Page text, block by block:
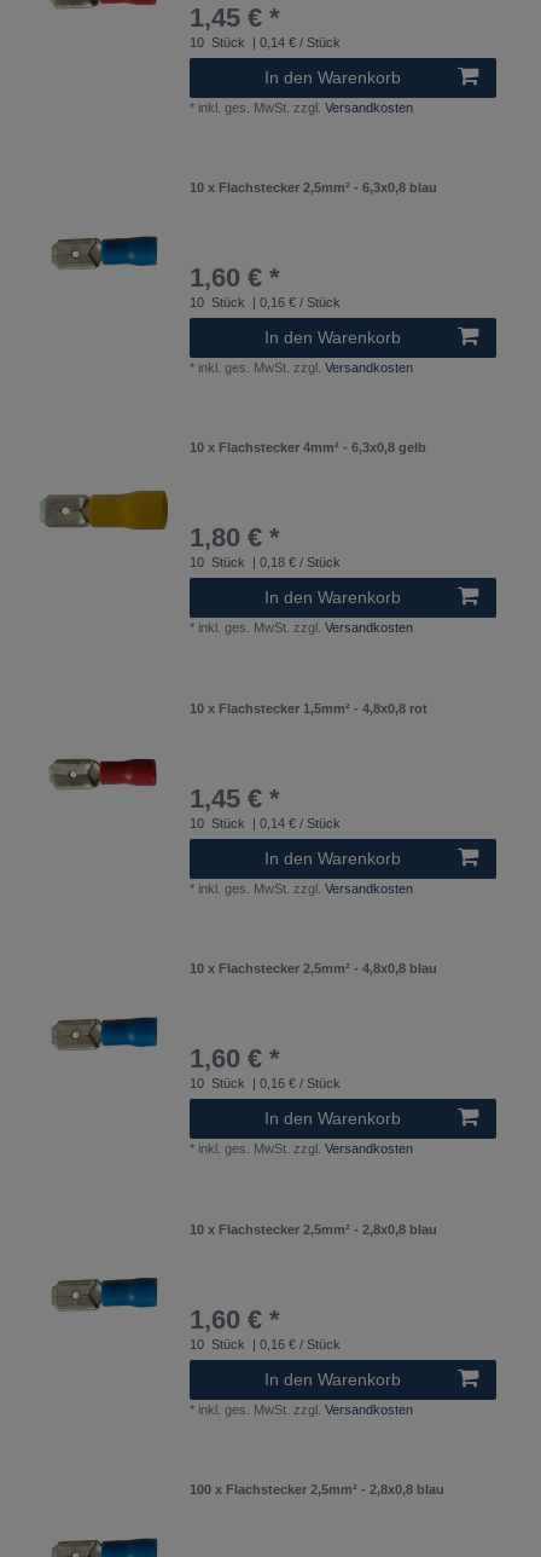
1,45 € *
10 Stück | 0,14 € / Stück
In den Warenkorb
* inkl. ges. MwSt. zzgl.Versandkosten
10 x Flachstecker 2,5mm² - 6,3x0,8 blau
1,60 € *
10 Stück | 0,16 € / Stück
In den Warenkorb
* inkl. ges. MwSt. zzgl.Versandkosten
10 x Flachstecker 4mm² - 6,3x0,8 gelb
1,80 € *
10 Stück | 0,18 € / Stück
In den Warenkorb
* inkl. ges. MwSt. zzgl.Versandkosten
10 x Flachstecker 1,5mm² - 4,8x0,8 rot
1,45 € *
10 Stück | 0,14 € / Stück
In den Warenkorb
* inkl. ges. MwSt. zzgl.Versandkosten
10 x Flachstecker 2,5mm² - 4,8x0,8 blau
1,60 € *
10 Stück | 0,16 € / Stück
In den Warenkorb
* inkl. ges. MwSt. zzgl.Versandkosten
10 x Flachstecker 2,5mm² - 2,8x0,8 blau
1,60 € *
10 Stück | 0,16 € / Stück
In den Warenkorb
* inkl. ges. MwSt. zzgl.Versandkosten
100 x Flachstecker 2,5mm² - 2,8x0,8 blau